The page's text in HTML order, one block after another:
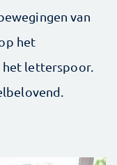
van
het
het letterspoor.